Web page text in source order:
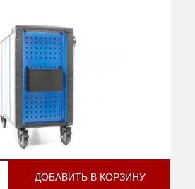
ДОБАВИТЬ В КОРЗИНУ